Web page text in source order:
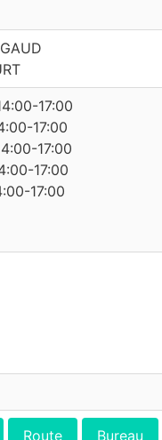
17:00
17:00
17:00
17:00
17:00
Route Bureau